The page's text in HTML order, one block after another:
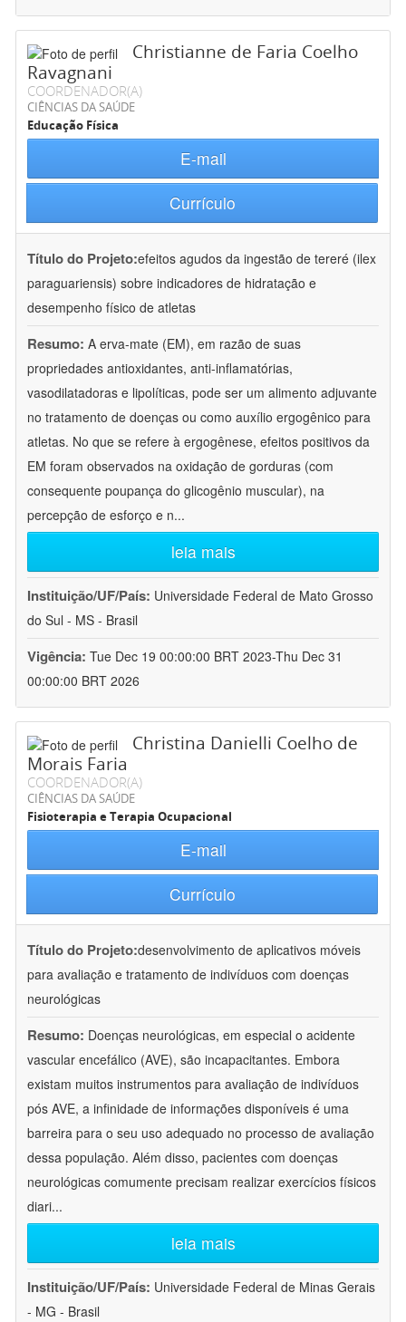
Christianne de Faria Coelho
Ravagnani
COORDENADOR(A)
CIÊNCIAS DA SAÚDE
Educação Física
E-mail
Currículo
Título do Projeto:efeitos agudos da ingestão de tereré (ilex
paraguariensis) sobre indicadores de hidratação e
desempenho físico de atletas
Resumo: A erva-mate (EM), em razão de suas
propriedades antioxidantes, anti-inflamatórias,
vasodilatadoras e lipolíticas, pode ser um alimento adjuvante
no tratamento de doenças ou como auxílio ergogênico para
atletas. No que se refere à ergogênese, efeitos positivos da
EM foram observados na oxidação de gorduras (com
consequente poupança do glicogênio muscular), na
percepção de esforço e n...
leia mais
Instituição/UF/País: Universidade Federal de Mato Grosso
do Sul - MS - Brasil
Vigência: Tue Dec 19 00:00:00 BRT 2023-Thu Dec 31
00:00:00 BRT 2026
Christina Danielli Coelho de
Morais Faria
COORDENADOR(A)
CIÊNCIAS DA SAÚDE
Fisioterapia e Terapia Ocupacional
E-mail
Currículo
Título do Projeto:desenvolvimento de aplicativos móveis
para avaliação e tratamento de indivíduos com doenças
neurológicas
Resumo: Doenças neurológicas, em especial o acidente
vascular encefálico (AVE), são incapacitantes. Embora
existam muitos instrumentos para avaliação de indivíduos
pós AVE, a infinidade de informações disponíveis é uma
barreira para o seu uso adequado no processo de avaliação
dessa população. Além disso, pacientes com doenças
neurológicas comumente precisam realizar exercícios físicos
diari...
leia mais
Instituição/UF/País: Universidade Federal de Minas Gerais
- MG - Brasil